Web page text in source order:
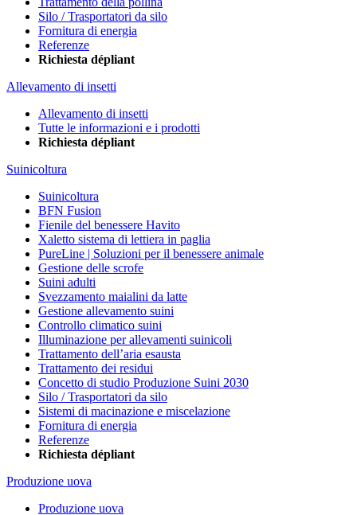
Silo / Trasportatori da silo
Fornitura di energia
Referenze
Richiesta dépliant
Allevamento di insetti
Allevamento di insetti
Tutte le informazioni e i prodotti
Richiesta dépliant
Suinicoltura
Suinicoltura
BFN Fusion
Fienile del benessere Havito
Xaletto sistema di lettiera in paglia
PureLine | Soluzioni per il benessere animale
Gestione delle scrofe
Suini adulti
Svezzamento maialini da latte
Gestione allevamento suini
Controllo climatico suini
Illuminazione per allevamenti suinicoli
Trattamento dell’aria esausta
Trattamento dei residui
Concetto di studio Produzione Suini 2030
Silo / Trasportatori da silo
Sistemi di macinazione e miscelazione
Fornitura di energia
Referenze
Richiesta dépliant
Produzione uova
Produzione uova